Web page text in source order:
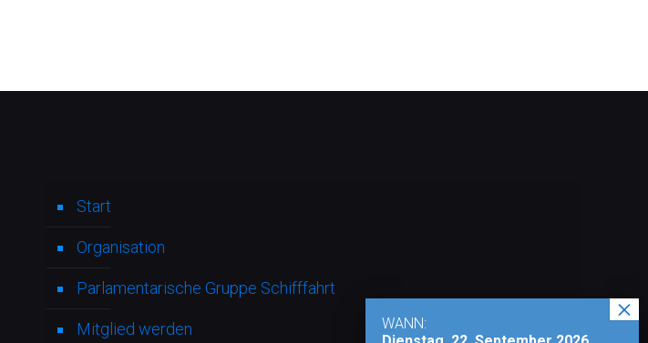
Start
Organisation
Parlamentarische Gruppe Schifffahrt
Mitglied werden
WANN: